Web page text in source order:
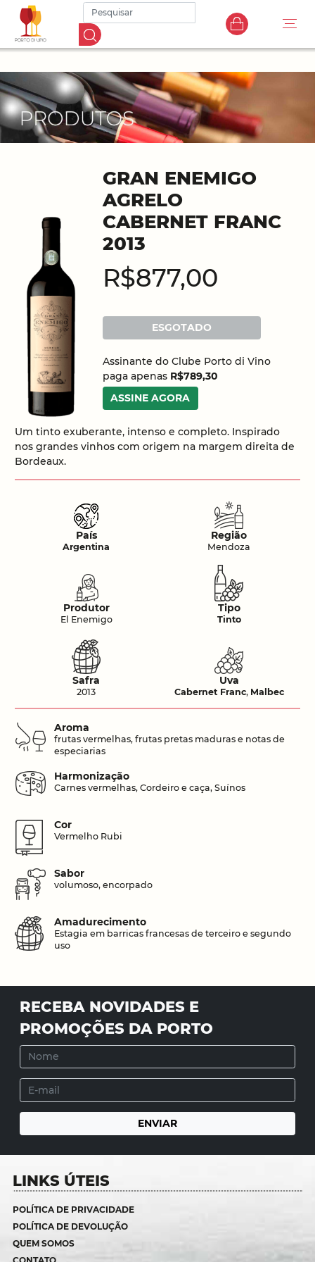
GRAN ENEMIGO
AGRELO
CABERNET FRANC
2013
R$877,00
ESGOTADO
Assinante do Clube Porto di Vino
paga apenas R$789,30
ASSINE AGORA
Um tinto exuberante, intenso e completo. Inspirado
nos grandes vinhos com origem na margem direita de
Bordeaux.
País
Argentina
Região
Mendoza
Produtor
El Enemigo
Tipo
Tinto
Safra
2013
Uva
Cabernet Franc, Malbec
Aroma
frutas vermelhas, frutas pretas maduras e notas de
especiarias
Harmonização
Carnes vermelhas, Cordeiro e caça, Suínos
Cor
Vermelho Rubi
Sabor
volumoso, encorpado
Amadurecimento
Estagia em barricas francesas de terceiro e segundo
uso
RECEBA NOVIDADES E
PROMOÇÕES DA PORTO
LINKS ÚTEIS
POLÍTICA DE PRIVACIDADE
POLÍTICA DE DEVOLUÇÃO
QUEM SOMOS